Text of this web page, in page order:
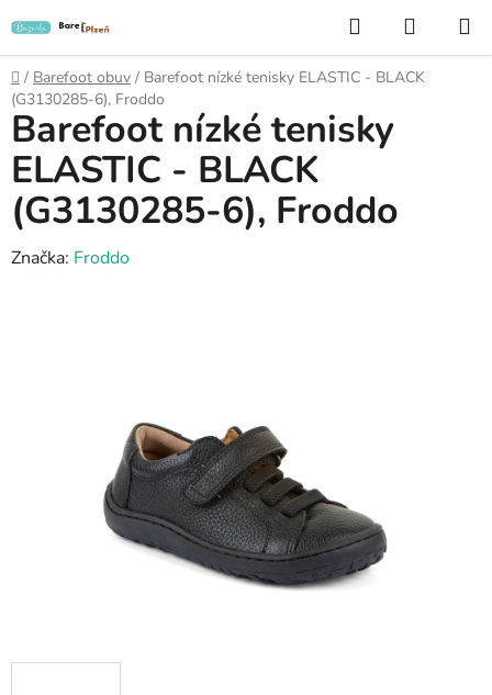
na
obsah
Hledat
KOŠÍK
Domů
/ Barefoot obuv / Barefoot nízké tenisky ELASTIC - BLACK
(G3130285-6), Froddo
Barefoot nízké tenisky
ELASTIC - BLACK
(G3130285-6), Froddo
Značka: Froddo